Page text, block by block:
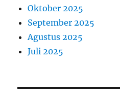
Oktober 2025
September 2025
Agustus 2025
Juli 2025